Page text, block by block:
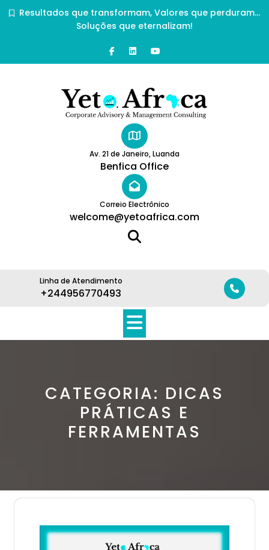
Resultados que transformam, Valores que perduram…
Soluções que eternalizam!
Av. 21 de Janeiro, Luanda
Benfica Office
Correio Electrônico
welcome@yetoafrica.com
Linha de Atendimento
+244956770493
CATEGORIA: DICAS
PRÁTICAS E
FERRAMENTAS